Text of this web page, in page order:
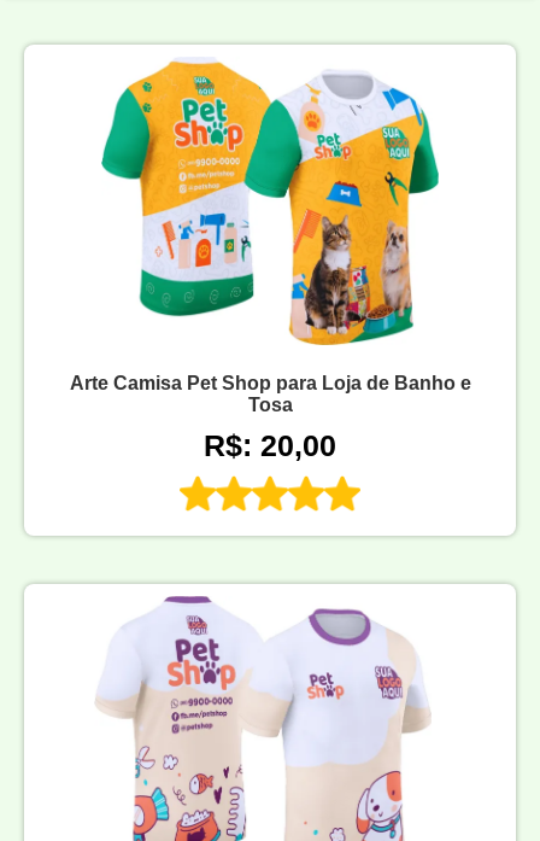
Arte Camisa Pet Shop para Loja de Banho e
Tosa
R$: 20,00